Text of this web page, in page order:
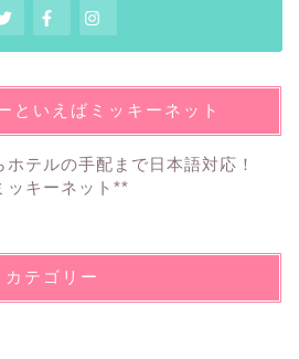
といえばミッキーネット
テルの手配まで日本語対応！
ッキーネット**
カテゴリー